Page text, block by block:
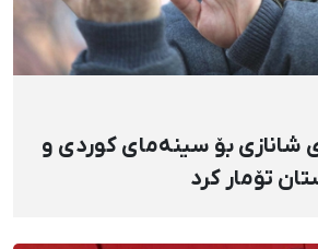
شانازی بۆ سینەمای کوردی و
تۆمار کرد